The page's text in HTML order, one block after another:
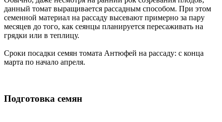
данный томат выращивается рассадным способом. При этом
семенной материал на рассаду высевают примерно за пару
месяцев до того, как сеянцы планируется пересаживать на
грядки или в теплицу.
Сроки посадки семян томата Антюфей на рассаду: с конца
марта по начало апреля.
Подготовка семян